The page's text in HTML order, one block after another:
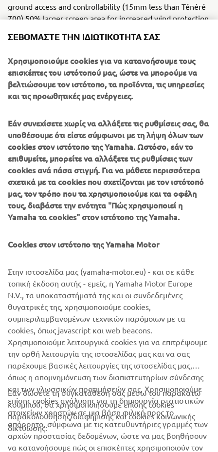
ground access and controllability (15mm less than Ténéré
700) 50% larger screen area for increased wind protection
original equipment Choice of Genuine Yamaha hard or
Edition will be available in Tech Kamo and Icon Blue.
⠀
ΜΆΘΕΤΕ ΠΕΡΙΣΣΌΤΕΡΑ
ΕΤΑΙΡΕΊΑ
B2B
ΣΕΒΌΜΑΣΤΕ ΤΗΝ ΙΔΙΩΤΙΚΌΤΗΤΆ ΣΑΣ
Χρησιμοποιούμε cookies για να κατανοήσουμε τους
επισκέπτες του ιστότοπού μας, ώστε να μπορούμε να
βελτιώσουμε τον ιστότοπο, τα προϊόντα, τις υπηρεσίες
και τις προωθητικές μας ενέργειες.
Εάν συνεχίσετε χωρίς να αλλάξετε τις ρυθμίσεις σας, θα
υποθέσουμε ότι είστε σύμφωνοι με τη λήψη όλων των
cookies στον ιστότοπο της Yamaha. Ωστόσο, εάν το
επιθυμείτε, μπορείτε να αλλάξετε τις ρυθμίσεις των
cookies ανά πάσα στιγμή. Για να μάθετε περισσότερα
σχετικά με τα cookies που σχετίζονται με τον ιστότοπό
μας, τον τρόπο που τα χρησιμοποιούμε και τα οφέλη
τους, διαβάστε την ενότητα "Πώς χρησιμοποιεί η
Yamaha τα cookies" στον ιστότοπο της Yamaha.
Cookies στον ιστότοπο της Yamaha Motor
Στην ιστοσελίδα μας (yamaha-motor.eu) - και σε κάθε
τοπική έκδοση αυτής - εμείς, η Yamaha Motor Europe
N.V., τα υποκαταστήματά της και οι συνδεδεμένες
θυγατρικές της, χρησιμοποιούμε cookies,
συμπεριλαμβανομένων τεχνικών παρόμοιων με τα
cookies, όπως javascript και web beacons.
Χρησιμοποιούμε λειτουργικά cookies για να επιτρέψουμε
την ορθή λειτουργία της ιστοσελίδας μας και να σας
παρέχουμε βασικές λειτουργίες της ιστοσελίδας μας,
όπως η απομνημόνευση των διαπιστευτηρίων σύνδεσης
και των γλωσσικών προτιμήσεών σας. Χρησιμοποιούμε
επίσης cookies ανάλυσης για τη δημιουργία στατιστικών
στοιχείων χρηστών σε μια βάση φιλική προς το
απόρρητο, σύμφωνα με τις κατευθυντήριες γραμμές των
αρχών προστασίας δεδομένων, ώστε να μας βοηθήσουν
να κατανοήσουμε πώς οι επισκέπτες χρησιμοποιούν τον
Εάν δώσετε τη συγκατάθεσή σας μέσω του παρακάτω
κουμπιού, θα χρησιμοποιήσουμε επίσης cookies
παρακολούθησης/διαφήμισης και cookies κοινωνικής
δικτύωσης: